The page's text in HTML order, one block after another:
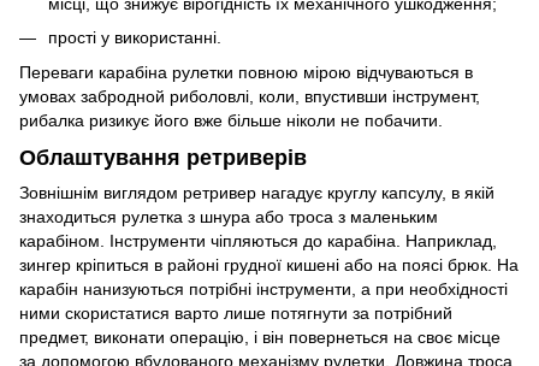
прості у використанні.
Переваги карабіна рулетки повною мірою відчуваються в
умовах забродной риболовлі, коли, впустивши інструмент,
рибалка ризикує його вже більше ніколи не побачити.
Облаштування ретриверів
Зовнішнім виглядом ретривер нагадує круглу капсулу, в якій
знаходиться рулетка з шнура або троса з маленьким
карабіном. Інструменти чіпляються до карабіна. Наприклад,
зингер кріпиться в районі грудної кишені або на поясі брюк. На
карабін нанизуються потрібні інструменти, а при необхідності
ними скористатися варто лише потягнути за потрібний
предмет, виконати операцію, і він повернеться на своє місце
за допомогою вбудованого механізму рулетки. Довжина троса